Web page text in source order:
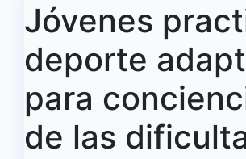
Jóvenes
deporte
para
de las